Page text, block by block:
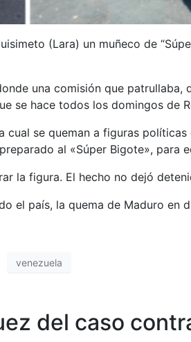
(Lara) un muñeco de
una comisión que patrullaba,
se hace todos los domingos de
se queman a figuras
al «Súper Bigote», para
la figura. El hecho no dejó
el país, la quema de Maduro en
venezuela
del caso